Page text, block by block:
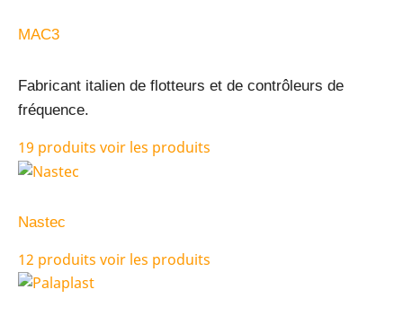
MAC3
Fabricant italien de flotteurs et de contrôleurs de
fréquence.
19 produits voir les produits
Nastec
12 produits voir les produits